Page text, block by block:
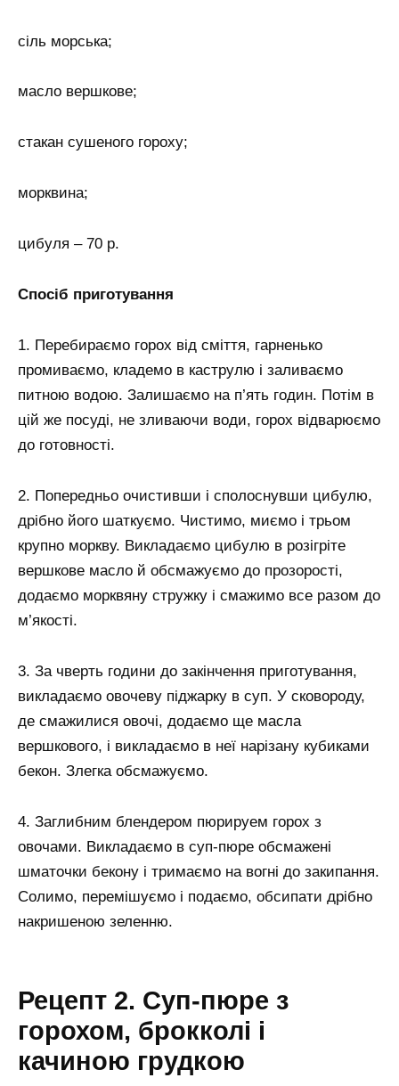
сіль морська;
масло вершкове;
стакан сушеного гороху;
морквина;
цибуля – 70 р.
Спосіб приготування
1. Перебираємо горох від сміття, гарненько
промиваємо, кладемо в каструлю і заливаємо
питною водою. Залишаємо на п’ять годин. Потім в
цій же посуді, не зливаючи води, горох відварюємо
до готовності.
2. Попередньо очистивши і сполоснувши цибулю,
дрібно його шаткуємо. Чистимо, миємо і трьом
крупно моркву. Викладаємо цибулю в розігріте
вершкове масло й обсмажуємо до прозорості,
додаємо морквяну стружку і смажимо все разом до
м’якості.
3. За чверть години до закінчення приготування,
викладаємо овочеву піджарку в суп. У сковороду,
де смажилися овочі, додаємо ще масла
вершкового, і викладаємо в неї нарізану кубиками
бекон. Злегка обсмажуємо.
4. Заглибним блендером пюрируем горох з
овочами. Викладаємо в суп-пюре обсмажені
шматочки бекону і тримаємо на вогні до закипання.
Солимо, перемішуємо і подаємо, обсипати дрібно
накришеною зеленню.
Рецепт 2. Суп-пюре з
горохом, брокколі і
качиною грудкою